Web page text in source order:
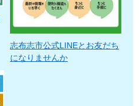
志布志市公式LINEとお友だち
になりませんか